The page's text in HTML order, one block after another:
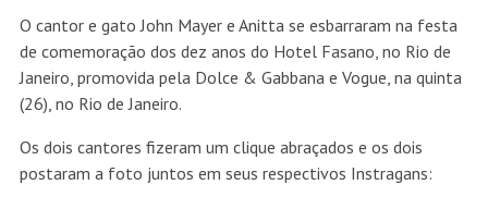
O cantor e gato John Mayer e Anitta se esbarraram na festa
de comemoração dos dez anos do Hotel Fasano, no Rio de
Janeiro, promovida pela Dolce & Gabbana e Vogue, na quinta
(26), no Rio de Janeiro.
Os dois cantores fizeram um clique abraçados e os dois
postaram a foto juntos em seus respectivos Instragans: